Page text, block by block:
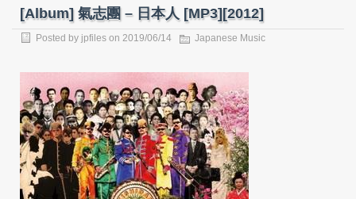
[Album] 氣志團 – 日本人 [MP3][2012]
Posted by jpfiles on 2019/06/14 Japanese Music